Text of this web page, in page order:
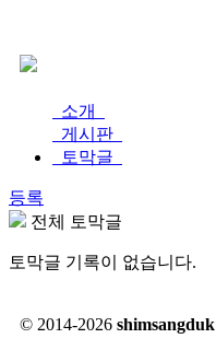
소개
게시판
토막글
등록
전체 토막글
토막글 기록이 없습니다.
© 2014-2026 shimsangduk